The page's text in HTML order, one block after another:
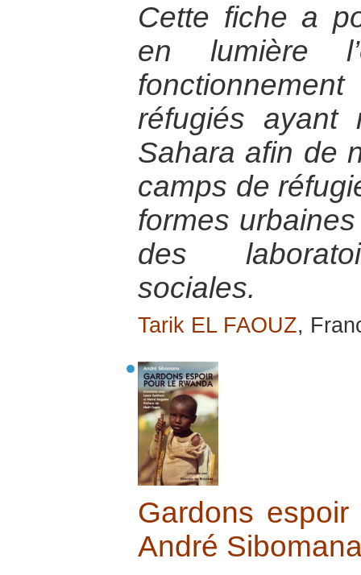
Cette fiche a
en lumière
réfugiés ayant
Sahara afin de
camps de
formes
des
sociales.
Tarik EL FAOUZ,
Gardons
André